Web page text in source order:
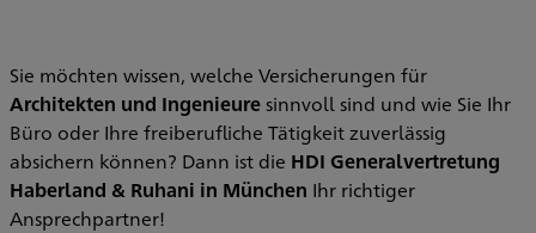
Sie möchten wissen, welche Versicherungen für
Architekten und Ingenieuresinnvoll sind und wie Sie Ihr
Büro oder Ihre freiberufliche Tätigkeit zuverlässig
absichern können? Dann ist die HDI Generalvertretung
Haberland & Ruhani in München Ihr richtiger
Ansprechpartner!